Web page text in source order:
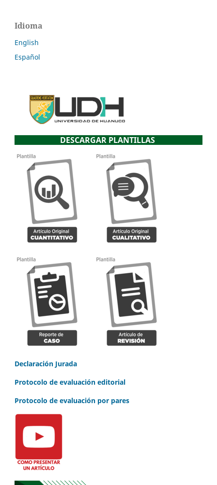
Idioma
English
Español
DESCARGAR PLANTILLAS
Declaración Jurada
Protocolo de evaluación editorial
Protocolo de evaluación por pares